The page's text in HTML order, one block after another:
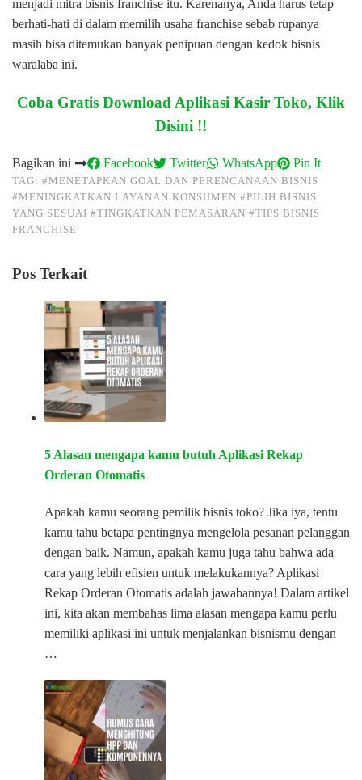
menjadi mitra bisnis franchise itu. Karenanya, Anda harus tetap
berhati-hati di dalam memilih usaha franchise sebab rupanya
masih bisa ditemukan banyak penipuan dengan kedok bisnis
waralaba ini.
Coba Gratis Download Aplikasi Kasir Toko, Klik
Disini !!
Bagikan ini Facebook Twitter WhatsApp Pin It
TAG: #MENETAPKAN GOAL DAN PERENCANAAN BISNIS
#MENINGKATKAN LAYANAN KONSUMEN #PILIH BISNIS
YANG SESUAI #TINGKATKAN PEMASARAN #TIPS BISNIS
FRANCHISE
Pos Terkait
5 Alasan mengapa kamu butuh Aplikasi Rekap
Orderan Otomatis
Apakah kamu seorang pemilik bisnis toko? Jika iya, tentu
kamu tahu betapa pentingnya mengelola pesanan pelanggan
dengan baik. Namun, apakah kamu juga tahu bahwa ada
cara yang lebih efisien untuk melakukannya? Aplikasi
Rekap Orderan Otomatis adalah jawabannya! Dalam artikel
ini, kita akan membahas lima alasan mengapa kamu perlu
memiliki aplikasi ini untuk menjalankan bisnismu dengan
…